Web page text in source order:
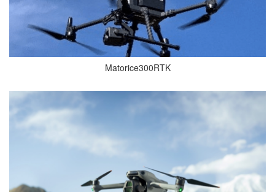
Matorice300RTK